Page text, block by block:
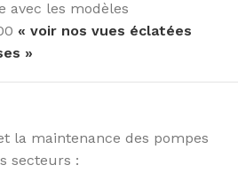
avec les modèles
« voir nos vues éclatées
»
la maintenance des pompes
secteurs :